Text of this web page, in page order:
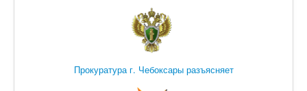
Прокуратура г. Чебоксары разъясняет